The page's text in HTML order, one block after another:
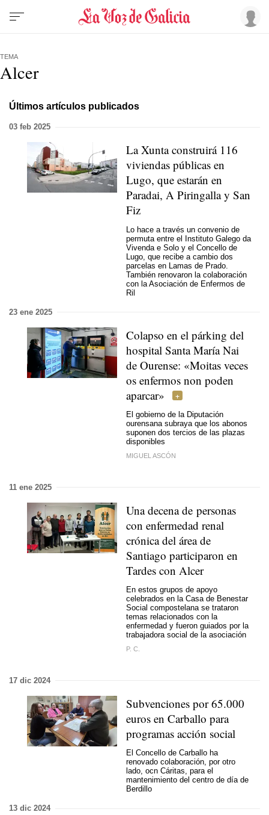
TEMA
Alcer
Últimos artículos publicados
03 feb 2025
La Xunta construirá 116
viviendas públicas en
Lugo, que estarán en
Paradai, A Piringalla y San
Fiz
Lo hace a través un convenio de
permuta entre el Instituto Galego da
Vivenda e Solo y el Concello de
Lugo, que recibe a cambio dos
parcelas en Lamas de Prado.
También renovaron la colaboración
con la Asociación de Enfermos de
Ril
23 ene 2025
Colapso en el párking del
hospital Santa María Nai
de Ourense: «Moitas veces
os enfermos non poden
aparcar»
El gobierno de la Diputación
ourensana subraya que los abonos
suponen dos tercios de las plazas
disponibles
MIGUEL ASCÓN
11 ene 2025
Una decena de personas
con enfermedad renal
crónica del área de
Santiago participaron en
Tardes con Alcer
En estos grupos de apoyo
celebrados en la Casa de Benestar
Social compostelana se trataron
temas relacionados con la
enfermedad y fueron guiados por la
trabajadora social de la asociación
P. C.
17 dic 2024
Subvenciones por 65.000
euros en Carballo para
programas acción social
El Concello de Carballo ha
renovado colaboración, por otro
lado, ocn Cáritas, para el
mantenimiento del centro de día de
Berdillo
13 dic 2024